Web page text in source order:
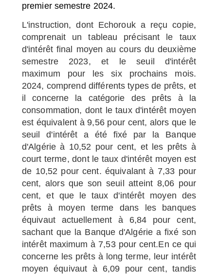
premier semestre 2024.
L'instruction, dont Echorouk a reçu copie,
comprenait un tableau précisant le taux
d'intérêt final moyen au cours du deuxième
semestre 2023, et le seuil d'intérêt
maximum pour les six prochains mois.
2024, comprend différents types de prêts, et
il concerne la catégorie des prêts à la
consommation, dont le taux d'intérêt moyen
est équivalent à 9,56 pour cent, alors que le
seuil d'intérêt a été fixé par la Banque
d'Algérie à 10,52 pour cent, et les prêts à
court terme, dont le taux d'intérêt moyen est
de 10,52 pour cent. équivalant à 7,33 pour
cent, alors que son seuil atteint 8,06 pour
cent, et que le taux d'intérêt moyen des
prêts à moyen terme dans les banques
équivaut actuellement à 6,84 pour cent,
sachant que la Banque d'Algérie a fixé son
intérêt maximum à 7,53 pour cent.En ce qui
concerne les prêts à long terme, leur intérêt
moyen équivaut à 6,09 pour cent, tandis